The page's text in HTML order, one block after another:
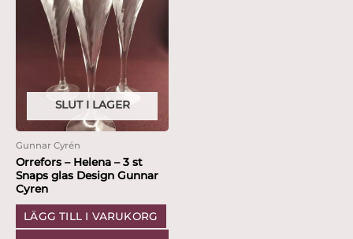
SLUT I LAGER
Gunnar Cyrén
Orrefors – Helena – 3 st
Snaps glas Design Gunnar
Cyren
LÄGG TILL I VARUKORG